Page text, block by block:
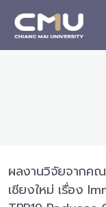
ผลงานวิจัยจากค
เชียงใหม่ เรื่อง